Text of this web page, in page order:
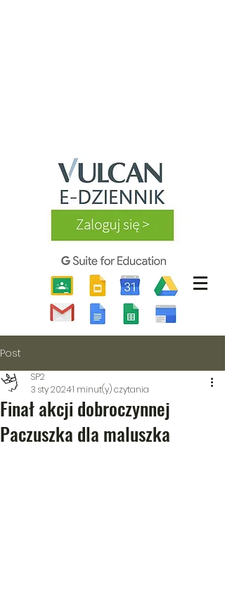
Post
Finał akcji dobroczynnej
Paczuszka dla maluszka
SP2
3 sty 20241 minut(y) czytania